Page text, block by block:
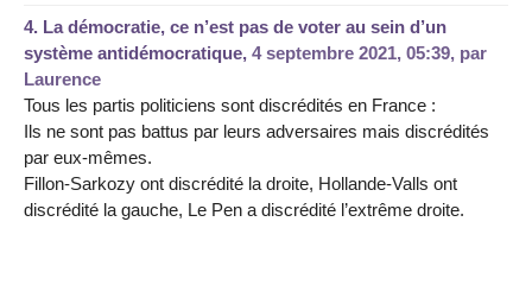
4. La démocratie, ce n’est pas de voter au sein d’un
système antidémocratique, 4 septembre 2021, 05:39, par
Laurence
Tous les partis politiciens sont discrédités en France :
Ils ne sont pas battus par leurs adversaires mais discrédités
par eux-mêmes.
Fillon-Sarkozy ont discrédité la droite, Hollande-Valls ont
discrédité la gauche, Le Pen a discrédité l’extrême droite.